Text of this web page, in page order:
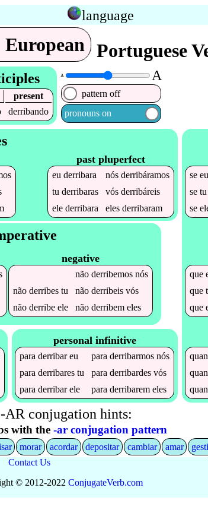
language
European Portuguese
present
derribando
A A
pattern off
pronouns on
past pluperfect
euderribara nósderribáramos
tuderribaras vósderribáreis
elederribara elesderribaram
negative
não derribemosnós
não derribestu não derribeisvós
não derribeele não derribemeles
personal infinitive
paraderribareu paraderribarmos nós
paraderribares tu paraderribardes vós
paraderribarele paraderribarem eles
se
se
se
que
que
que
-AR conjugation hints:
with the -ar conjugation pattern
morar acordar depositar cambiar amar
Contact Us
© 2012-2022 ConjugateVerb.com